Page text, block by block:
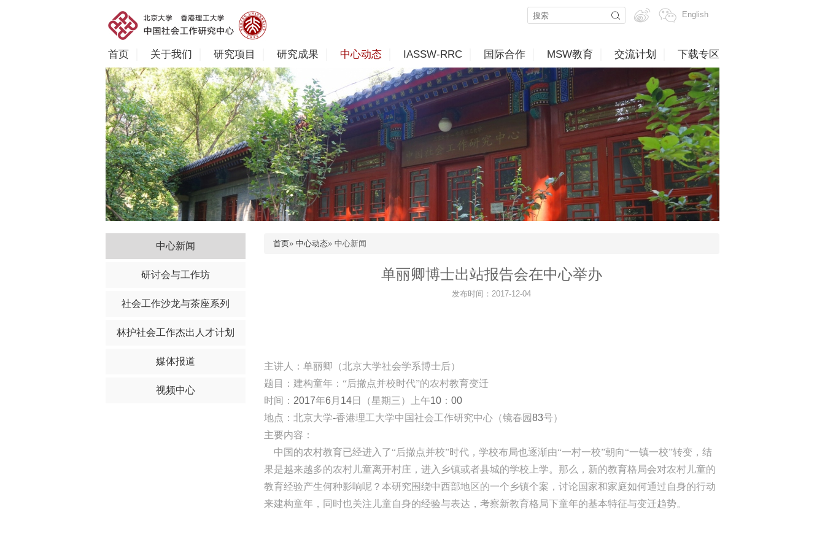
English
首页 关于我们 研究项目 研究成果 中心动态 IASSW-RRC 国际合作 MSW教育 交流计划 下载专区
中心新闻
研讨会与工作坊
社会工作沙龙与茶座系列
林护社会工作杰出人才计划
媒体报道
视频中心
首页» 中心动态» 中心新闻
单丽卿博士出站报告会在中心举办
发布时间：2017-12-04
主讲人：单丽卿（北京大学社会学系博士后）
题目：建构童年：“后撤点并校时代”的农村教育变迁
时间： 2017年6 月 14日（星期三）上午10： 00
地点：北京大学-香港理工大学中国社会工作研究中心（镜春园83号）
主要内容：
中国的农村教育已经进入了“后撤点并校”时代，学校布局也逐渐由“一村一校”朝向“一镇一校”转变，结
果是越来越多的农村儿童离开村庄，进入乡镇或者县城的学校上学。那么，新的教育格局会对农村儿童的
教育经验产生何种影响呢？本研究围绕中西部地区的一个乡镇个案，讨论国家和家庭如何通过自身的行动
来建构童年，同时也关注儿童自身的经验与表达，考察新教育格局下童年的基本特征与变迁趋势。